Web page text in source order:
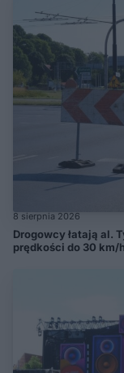
8 sierpnia 2026
Drogowcy łatają al.
prędkości do 30 km/